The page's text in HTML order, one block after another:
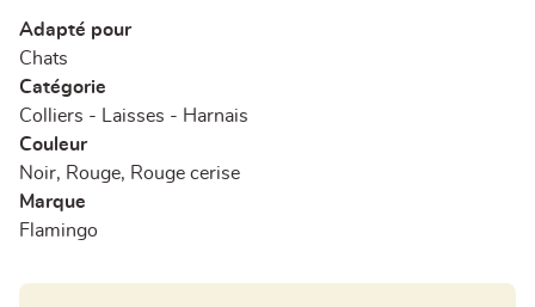
Adapté pour
Chats
Catégorie
Colliers - Laisses - Harnais
Couleur
Noir, Rouge, Rouge cerise
Marque
Flamingo